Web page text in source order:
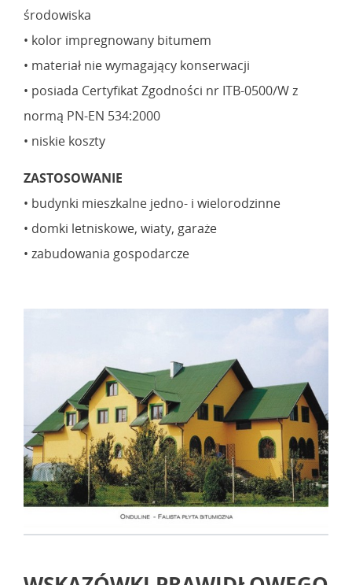
środowiska
• kolor impregnowany bitumem
• materiał nie wymagający konserwacji
• posiada Certyfikat Zgodności nr ITB-0500/W z
normą PN-EN 534:2000
• niskie koszty
ZASTOSOWANIE
• budynki mieszkalne jedno- i wielorodzinne
• domki letniskowe, wiaty, garaże
• zabudowania gospodarcze